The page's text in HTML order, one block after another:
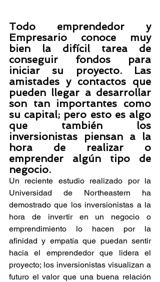
Todo emprendedor y
Empresario conoce muy
bien la difícil tarea de
conseguir fondos para
iniciar su proyecto. Las
amistades y contactos que
pueden llegar a desarrollar
son tan importantes como
su capital; pero esto es algo
que también los
inversionistas piensan a la
hora de realizar o
emprender algún tipo de
negocio.
Un reciente estudio realizado por la
Universidad de Northeastern ha
demostrado que los inversionistas a la
hora de invertir en un negocio o
emprendimiento lo hacen por la
afinidad y empatía que puedan sentir
hacia el emprendedor que lidera el
proyecto; los inversionistas visualizan a
futuro el valor que una buena relación